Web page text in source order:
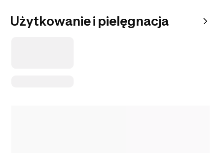
Użytkowanie i pielęgnacja